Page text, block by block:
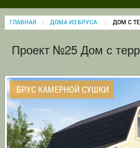
ГЛАВНАЯ ДОМА ИЗ БРУСА CURRENT:
ДОМ С
Проект №25 Дом с
БРУС КАМЕРНОЙ СУШКИ